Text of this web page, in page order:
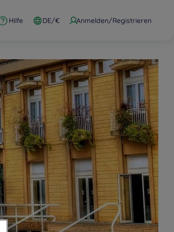
Hilfe DE/€ Anmelden/Registrieren